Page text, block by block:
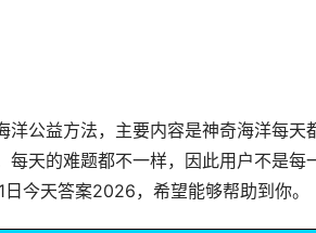
洋公益方法，主要内容是神奇海洋每
每天的难题都不一样，因此用户不是
今天答案2026，希望能够帮助到你。